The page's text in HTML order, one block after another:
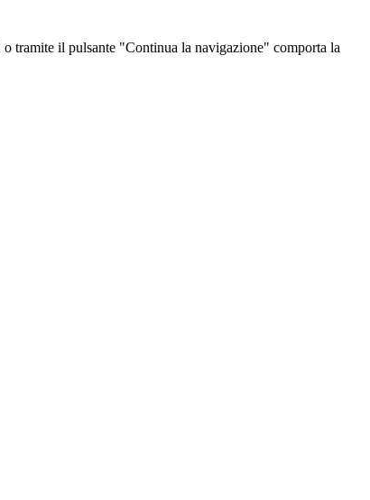
tramite il pulsante "Continua la navigazione" comporta la